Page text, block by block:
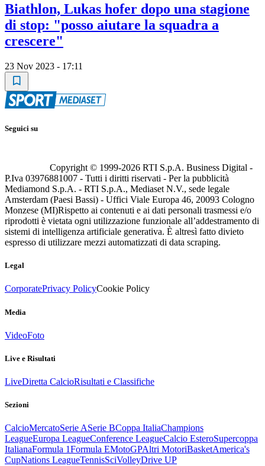
Biathlon, Lukas hofer dopo una stagione
di stop: "posso aiutare la squadra a
crescere"
23 Nov 2023 - 17:11
Seguici su
Copyright © 1999-2026 RTI S.p.A. Business Digital -
P.Iva 03976881007 - Tutti i diritti riservati - Per la pubblicità
Mediamond S.p.A. - RTI S.p.A., Mediaset N.V., sede legale
Amsterdam (Paesi Bassi) - Uffici Viale Europa 46, 20093 Cologno
Monzese (MI)Rispetto ai contenuti e ai dati personali trasmessi e/o
riprodotti è vietata ogni utilizzazione funzionale all’addestramento di
sistemi di intelligenza artificiale generativa. È altresì fatto divieto
espresso di utilizzare mezzi automatizzati di data scraping.
Legal
CorporatePrivacy PolicyCookie Policy
Media
VideoFoto
Live e Risultati
LiveDiretta CalcioRisultati e Classifiche
Sezioni
CalcioMercatoSerie ASerie BCoppa ItaliaChampions
LeagueEuropa LeagueConference LeagueCalcio EsteroSupercoppa
ItalianaFormula 1Formula EMotoGPAltri MotoriBasketAmerica's
CupNations LeagueTennisSciVolleyDrive UP